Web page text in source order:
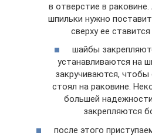
в отверстие в
шпильки нужно
сверху ее
шайбы
устанавливаются на
закручиваются, чтобы
стоял на раковине.
большей
закрепляются
после этого